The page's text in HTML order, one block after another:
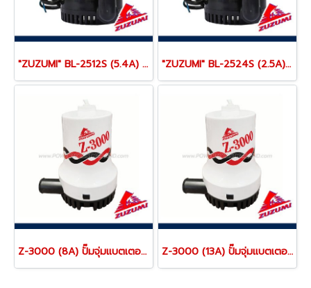
"ZUZUMI" BL-2512S (5.4A) ปั๊มจุ่มแบตเตอรี่ 12V 5.4AMP/45W ท่อ 25 มม. (1 นิ้ว) ส่งสูง 4 เมตร "ZUZUMI" BL-2524S (2.5A) ปั๊มจุ่มแบตเตอรี่ 24V 2.5AMP/45W ท่อ 25 มม. (1 นิ้ว) ส่งสูง 4 เมตร
Z-3000 (8A) ปั๊มจุ่มแบตเตอรี่ 24V ทางน้ำออก 32 มม. ส่งสูง 5 ม. ปริมาณน้ำ 15 ลบ.ม./ชั่วโมง ZUZUMI BILGE PUMP Z-3000 (13A) ปั๊มจุ่มแบตเตอรี่ 12V ทางน้ำออก 32 มม. ส่งสูง 5 ม. ปริมาณน้ำ 15 ลบ.ม./ชั่วโมง ZUZUMI BILGE PUMP